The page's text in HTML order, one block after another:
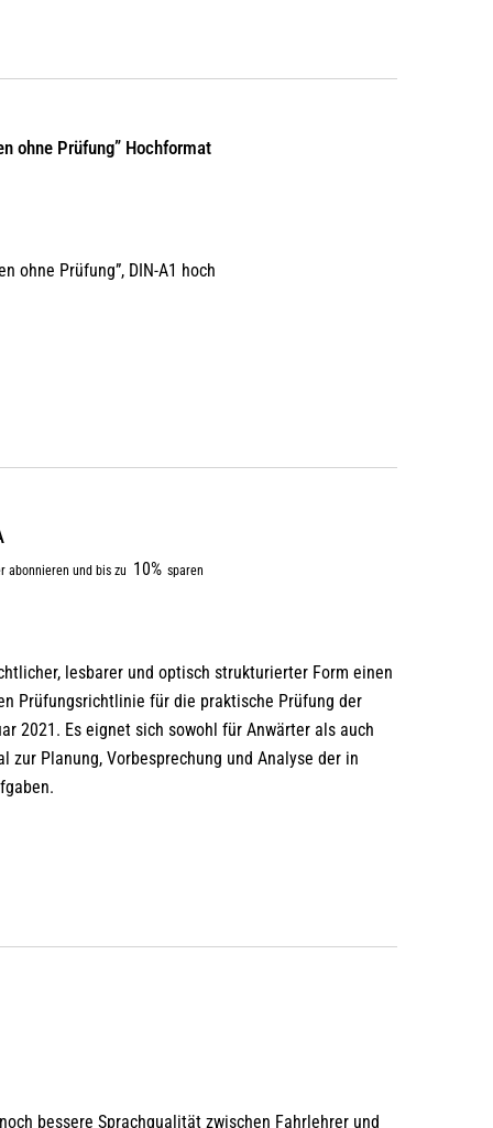
ohne Prüfung” Hochformat
ohne Prüfung”, DIN-A1 hoch
abonnieren und bis zu 10% sparen
lesbarer und optisch strukturierter Form einen
Prüfungsrichtlinie für die praktische Prüfung der
2021. Es eignet sich sowohl für Anwärter als auch
zur Planung, Vorbesprechung und Analyse der in
bessere Sprachqualität zwischen Fahrlehrer und